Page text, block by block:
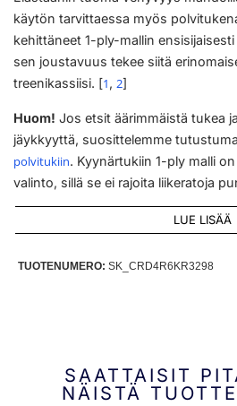
käytön tarvittaessa myös
kehittäneet 1-ply-mallin
sen joustavuus tekee siitä
treenikassiisi. [1, 2]
Huom! Jos etsit äärimmäistä tukea
jäykkyyttä, suosittelemme
polvitukiin. Kyynärtukiin 1-ply malli
valinto, sillä se ei rajoita liikeratoja
LUE LISÄÄ
TUOTENUMERO: SK_CRD4R6KR3298
SAATTAISIT
NÄISTÄ